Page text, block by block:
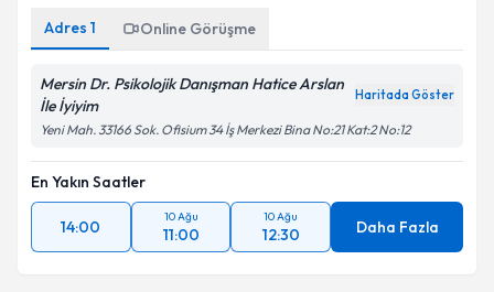
Adres 1 Online Görüşme
Mersin Dr. Psikolojik Danışman Hatice Arslan
İle İyiyim
Haritada Göster
Yeni Mah. 33166 Sok. Ofisium 34 İş Merkezi Bina No:21 Kat:2 No:12
En Yakın Saatler
14:00
10 Ağu
11:00
10 Ağu
12:30 Daha Fazla